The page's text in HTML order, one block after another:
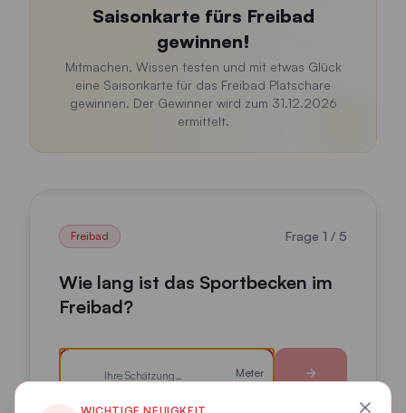
Saisonkarte fürs Freibad
gewinnen!
Mitmachen, Wissen testen und mit etwas Glück
eine Saisonkarte für das Freibad Platschare
gewinnen. Der Gewinner wird zum 31.12.2026
ermittelt.
Freibad Frage 1 / 5
Wie lang ist das Sportbecken im
Freibad?
Meter
Geben Sie Ihre Schätzung als Zahl ein und
WICHTIGE NEUIGKEIT